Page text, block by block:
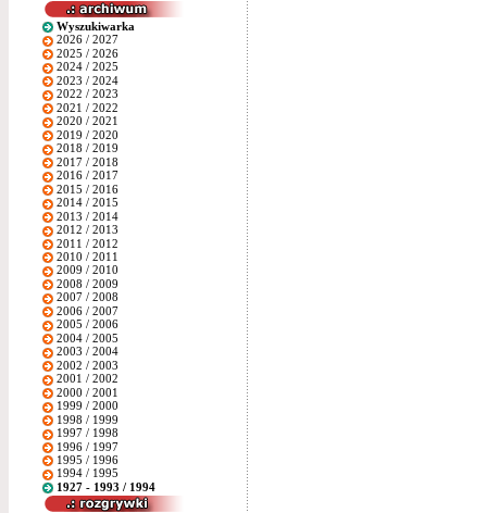
Wyszukiwarka
2026 / 2027
2025 / 2026
2024 / 2025
2023 / 2024
2022 / 2023
2021 / 2022
2020 / 2021
2019 / 2020
2018 / 2019
2017 / 2018
2016 / 2017
2015 / 2016
2014 / 2015
2013 / 2014
2012 / 2013
2011 / 2012
2010 / 2011
2009 / 2010
2008 / 2009
2007 / 2008
2006 / 2007
2005 / 2006
2004 / 2005
2003 / 2004
2002 / 2003
2001 / 2002
2000 / 2001
1999 / 2000
1998 / 1999
1997 / 1998
1996 / 1997
1995 / 1996
1994 / 1995
1927 - 1993 / 1994